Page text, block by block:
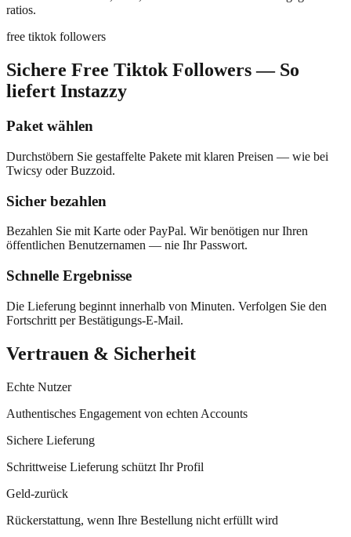
ratios.
free tiktok followers
Sichere Free Tiktok Followers — So
liefert Instazzy
Paket wählen
Durchstöbern Sie gestaffelte Pakete mit klaren Preisen — wie bei
Twicsy oder Buzzoid.
Sicher bezahlen
Bezahlen Sie mit Karte oder PayPal. Wir benötigen nur Ihren
öffentlichen Benutzernamen — nie Ihr Passwort.
Schnelle Ergebnisse
Die Lieferung beginnt innerhalb von Minuten. Verfolgen Sie den
Fortschritt per Bestätigungs-E-Mail.
Vertrauen & Sicherheit
Echte Nutzer
Authentisches Engagement von echten Accounts
Sichere Lieferung
Schrittweise Lieferung schützt Ihr Profil
Geld-zurück
Rückerstattung, wenn Ihre Bestellung nicht erfüllt wird